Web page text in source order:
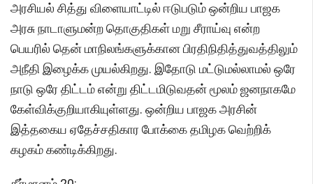
அரசியல் சித்து விளையாட்டில் ஈடுபடும் ஒன்றிய பாஜக
அரசு நாடாளுமன்ற தொகுதிகள் மறு சீராய்வு என்ற
பெயரில் தென் மாநிலங்களுக்கான பிரதிநிதித்துவத்திலும்
அநீதி இழைக்க முயல்கிறது. இதோடு மட்டுமல்லாமல் ஒரே
நாடு ஒரே திட்டம் என்று திட்டமிடுவதன் மூலம் ஜனநாகமே
கேள்விக்குறியாகியுள்ளது. ஒன்றிய பாஜக அரசின்
இத்தகைய ஏதேச்சதிகார போக்கை தமிழக வெற்றிக்
கழகம் கண்டிக்கிறது.